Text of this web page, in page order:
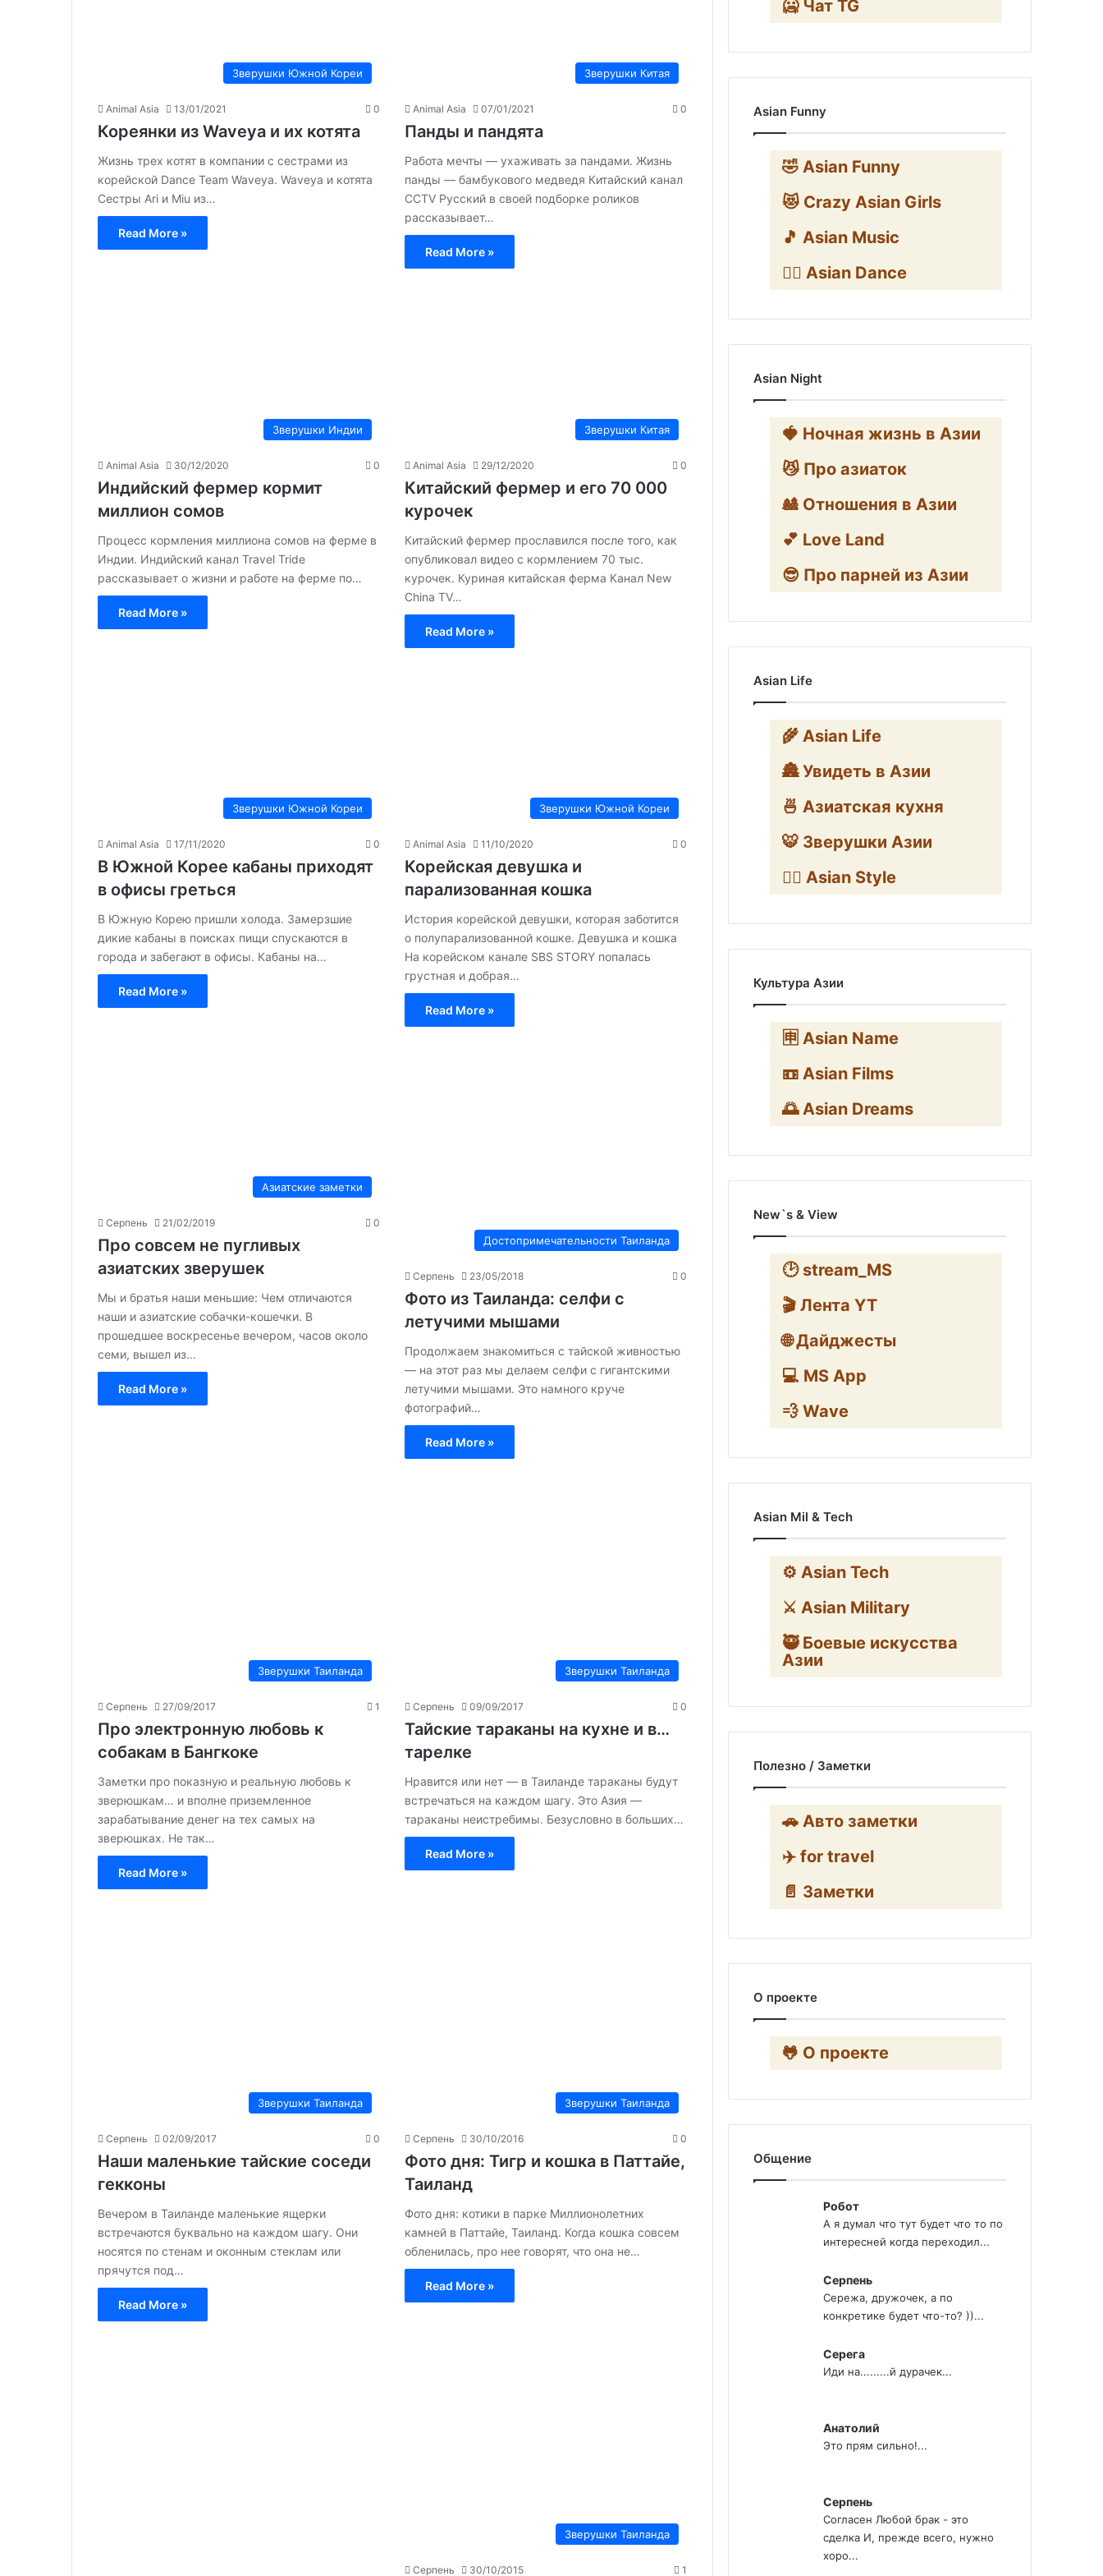
Зверушки Южной Кореи
Animal Asia 13/01/2021 0
Кореянки из Waveya и их котята
Жизнь трех котят в компании с сестрами из
корейской Dance Team Waveya. Waveya и котята
Сестры Ari и Miu из…
Read More »
Зверушки Китая
Animal Asia 07/01/2021 0
Панды и пандята
Работа мечты — ухаживать за пандами. Жизнь
панды — бамбукового медведя Китайский канал
CCTV Русский в своей подборке роликов
рассказывает…
Read More »
Зверушки Индии
Animal Asia 30/12/2020 0
Индийский фермер кормит
миллион сомов
Процесс кормления миллиона сомов на ферме в
Индии. Индийский канал Travel Tride
рассказывает о жизни и работе на ферме по…
Read More »
Зверушки Китая
Animal Asia 29/12/2020 0
Китайский фермер и его 70 000
курочек
Китайский фермер прославился после того, как
опубликовал видео с кормлением 70 тыс.
курочек. Куриная китайская ферма Канал New
China TV…
Read More »
Зверушки Южной Кореи
Animal Asia 17/11/2020 0
В Южной Корее кабаны приходят
в офисы греться
В Южную Корею пришли холода. Замерзшие
дикие кабаны в поисках пищи спускаются в
города и забегают в офисы. Кабаны на…
Read More »
Зверушки Южной Кореи
Animal Asia 11/10/2020 0
Корейская девушка и
парализованная кошка
История корейской девушки, которая заботится
о полупарализованной кошке. Девушка и кошка
На корейском канале SBS STORY попалась
грустная и добрая…
Read More »
Азиатские заметки
Серпень 21/02/2019 0
Про совсем не пугливых
азиатских зверушек
Мы и братья наши меньшие: Чем отличаются
наши и азиатские собачки-кошечки. В
прошедшее воскресенье вечером, часов около
семи, вышел из…
Read More »
Достопримечательности Таиланда
Серпень 23/05/2018 0
Фото из Таиланда: селфи с
летучими мышами
Продолжаем знакомиться с тайской живностью
— на этот раз мы делаем селфи с гигантскими
летучими мышами. Это намного круче
фотографий…
Read More »
Зверушки Таиланда
Серпень 27/09/2017 1
Про электронную любовь к
собакам в Бангкоке
Заметки про показную и реальную любовь к
зверюшкам… и вполне приземленное
зарабатывание денег на тех самых на
зверюшках. Не так…
Read More »
Зверушки Таиланда
Серпень 09/09/2017 0
Тайские тараканы на кухне и в…
тарелке
Нравится или нет — в Таиланде тараканы будут
встречаться на каждом шагу. Это Азия —
тараканы неистребимы. Безусловно в больших…
Read More »
Зверушки Таиланда
Серпень 02/09/2017 0
Наши маленькие тайские соседи
гекконы
Вечером в Таиланде маленькие ящерки
встречаются буквально на каждом шагу. Они
носятся по стенам и оконным стеклам или
прячутся под…
Read More »
Зверушки Таиланда
Серпень 30/10/2016 0
Фото дня: Тигр и кошка в Паттайе,
Таиланд
Фото дня: котики в парке Миллионолетних
камней в Паттайе, Таиланд. Когда кошка совсем
обленилась, про нее говорят, что она не…
Read More »
Зверушки Таиланда
Серпень 30/10/2015 1
🥶 Чат TG
Asian Funny
🤣 Asian Funny
😻 Crazy Asian Girls
🎵 Asian Music
👯‍♀️ Asian Dance
Asian Night
🍓 Ночная жизнь в Азии
😼 Про азиаток
🎎 Отношения в Азии
💕 Love Land
😎 Про парней из Азии
Asian Life
🌾 Asian Life
🏯 Увидеть в Азии
🍜 Азиатская кухня
🐯 Зверушки Азии
🧛‍♂️ Asian Style
Культура Азии
🈸 Asian Name
📼 Asian Films
🌅 Asian Dreams
New`s & View
🕑 stream_MS
🎬 Лента YT
🌐 Дайджесты
💻 MS App
💨 Wave
Asian Mil & Tech
⚙️ Asian Tech
⚔️ Asian Military
🥷 Боевые искусства
Азии
Полезно / Заметки
🚗 Авто заметки
✈️ for travel
📄 Заметки
О проекте
🐸 О проекте
Общение
Робот
А я думал что тут будет что то по
интересней когда переходил...
Серпень
Сережа, дружочек, а по
конкретике будет что-то? ))...
Серега
Иди на.........й дурачек...
Анатолий
Это прям сильно!...
Серпень
Согласен Любой брак - это
сделка И, прежде всего, нужно
хоро...